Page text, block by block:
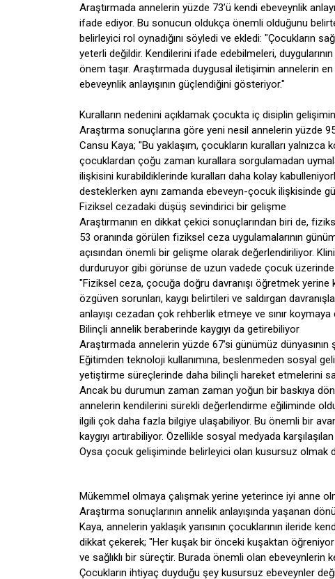
Araştırmada annelerin yüzde 73’ü kendi ebeveynlik
ifade ediyor. Bu sonucun oldukça önemli olduğunu
belirleyici rol oynadığını söyledi ve ekledi: "Çocukların
yeterli değildir. Kendilerini ifade edebilmeleri,
önem taşır. Araştırmada duygusal iletişimin annelerin
ebeveynlik anlayışının güçlendiğini gösteriyor."
Kuralların nedenini açıklamak çocukta iç disiplin
Araştırma sonuçlarına göre yeni nesil annelerin yüzde
Cansu Kaya; "Bu yaklaşım, çocukların kuralları
çocuklardan çoğu zaman kurallara sorgulamadan
ilişkisini kurabildiklerinde kuralları daha kolay
desteklerken aynı zamanda ebeveyn-çocuk ilişkisinde
Fiziksel cezadaki düşüş sevindirici bir gelişme
Araştırmanın en dikkat çekici sonuçlarından biri de,
53 oranında görülen fiziksel ceza uygulamalarının
açısından önemli bir gelişme olarak değerlendiriliyor.
durduruyor gibi görünse de uzun vadede çocuk
"Fiziksel ceza, çocuğa doğru davranışı öğretmek
özgüven sorunları, kaygı belirtileri ve saldırgan
anlayışı cezadan çok rehberlik etmeye ve sınır koymaya
Bilinçli annelik beraberinde kaygıyı da getirebiliyor
Araştırmada annelerin yüzde 67’si günümüz dünyasının
Eğitimden teknoloji kullanımına, beslenmeden sosyal
yetiştirme süreçlerinde daha bilinçli hareket etmelerini
Ancak bu durumun zaman zaman yoğun bir baskıya
annelerin kendilerini sürekli değerlendirme eğiliminde
ilgili çok daha fazla bilgiye ulaşabiliyor. Bu önemli bir
kaygıyı artırabiliyor. Özellikle sosyal medyada
Oysa çocuk gelişiminde belirleyici olan kusursuz olmak
Mükemmel olmaya çalışmak yerine yeterince iyi anne
Araştırma sonuçlarının annelik anlayışında yaşanan
Kaya, annelerin yaklaşık yarısının çocuklarının ileride
dikkat çekerek; "Her kuşak bir önceki kuşaktan
ve sağlıklı bir süreçtir. Burada önemli olan
Çocukların ihtiyaç duyduğu şey kusursuz ebeveynler